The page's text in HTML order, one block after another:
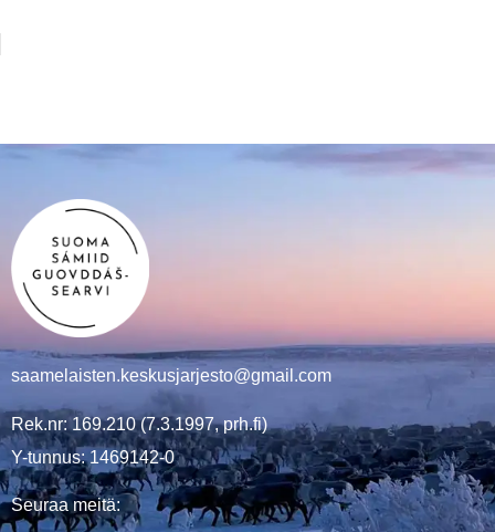
saamelaisten.keskusjarjesto@gmail.com
Rek.nr: 169.210 (7.3.1997, prh.fi)
Y-tunnus: 1469142-0
Seuraa meitä: